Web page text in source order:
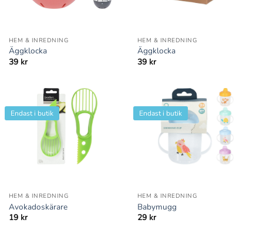
HEM & INREDNING
Äggklocka
39 kr
HEM & INREDNING
Äggklocka
39 kr
Endast i butik
HEM & INREDNING
Avokadoskärare
19 kr
Endast i butik
HEM & INREDNING
Babymugg
29 kr